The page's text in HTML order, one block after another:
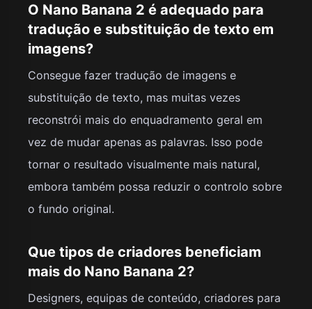
O Nano Banana 2 é adequado para
tradução e substituição de texto em
imagens?
Consegue fazer tradução de imagens e
substituição de texto, mas muitas vezes
reconstrói mais do enquadramento geral em
vez de mudar apenas as palavras. Isso pode
tornar o resultado visualmente mais natural,
embora também possa reduzir o controlo sobre
o fundo original.
Que tipos de criadores beneficiam
mais do Nano Banana 2?
Designers, equipas de conteúdo, criadores para